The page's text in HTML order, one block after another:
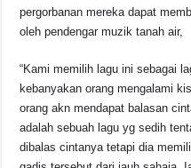
pergorbanan mereka dapat
oleh pendengar muzik tanah air,
“Kami memilih lagu ini sebagai
kebanyakan orang mengalami
orang akn mendapat balasan
adalah sebuah lagu yg sedih
dibalas cintanya tetapi dia